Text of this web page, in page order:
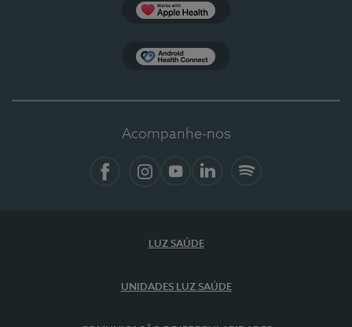
Acompanhe-nos
LUZ SAÚDE
UNIDADES LUZ SAÚDE